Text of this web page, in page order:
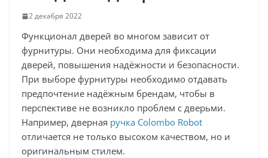
2 декабря 2022
Функционал дверей во многом зависит от
фурнитуры. Они необходима для фиксации
дверей, повышения надёжности и безопасности.
При выборе фурнитуры необходимо отдавать
предпочтение надёжным брендам, чтобы в
перспективе не возникло проблем с дверьми.
Например, дверная ручка Colombo Robot
отличается не только высоком качеством, но и
оригинальным стилем.